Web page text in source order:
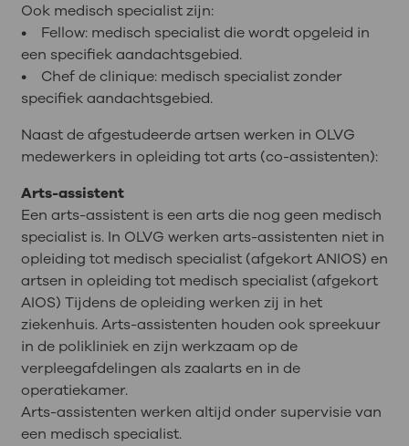
Ook medisch specialist zijn:
• Fellow: medisch specialist die wordt opgeleid in
een specifiek aandachtsgebied.
• Chef de clinique: medisch specialist zonder
specifiek aandachtsgebied.
Naast de afgestudeerde artsen werken in OLVG
medewerkers in opleiding tot arts (co-assistenten):
Arts-assistent
Een arts-assistent is een arts die nog geen medisch
specialist is. In OLVG werken arts-assistenten niet in
opleiding tot medisch specialist (afgekort ANIOS) en
artsen in opleiding tot medisch specialist (afgekort
AIOS) Tijdens de opleiding werken zij in het
ziekenhuis. Arts-assistenten houden ook spreekuur
in de polikliniek en zijn werkzaam op de
verpleegafdelingen als zaalarts en in de
operatiekamer.
Arts-assistenten werken altijd onder supervisie van
een medisch specialist.